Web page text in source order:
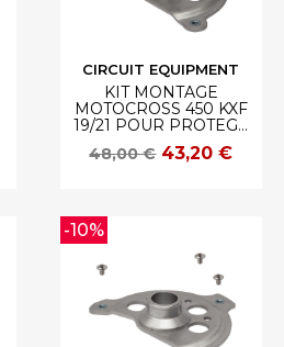
CIRCUIT EQUIPMENT
KIT MONTAGE
MOTOCROSS 450 KXF
19/21 POUR PROTEGE
DISQUE CIRCUIT
48,00 € 43,20 €
-10%